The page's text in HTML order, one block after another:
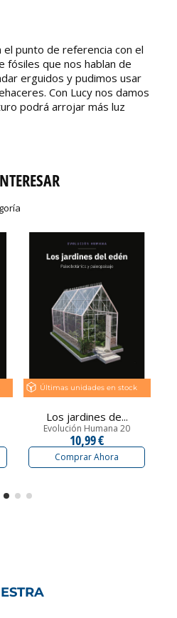
punto de referencia con el
fósiles que nos hablan de
erguidos y pudimos usar
Con Lucy nos damos
podrá arrojar más luz
Últimas unidades en stock
Los jardines de...
Evolución Humana 20
10,99 €
Comprar Ahora